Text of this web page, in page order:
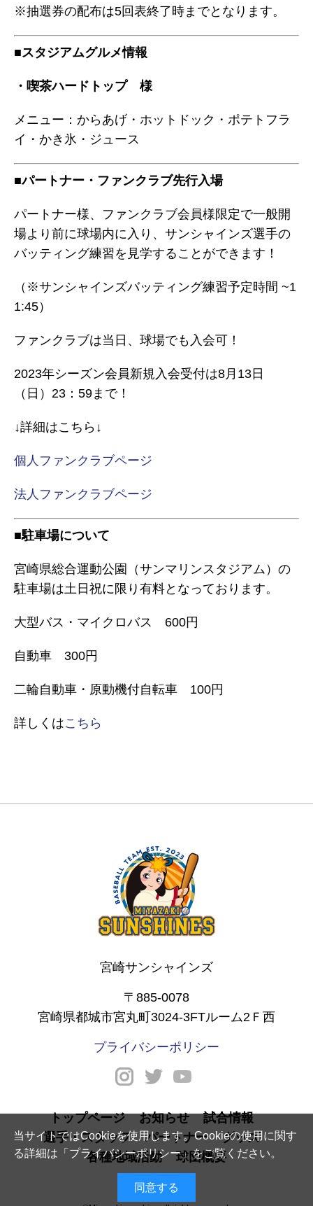
当サイトではCookieを使用します。Cookieの使用に関す
る詳細は「 プライバシーポリシー」をご覧ください。
同意する
※抽選券の配布は5回表終了時までとなります。
■スタジアムグルメ情報
・喫茶ハードトップ 様
メニュー：からあげ・ホットドック・ポテトフラ
イ・かき氷・ジュース
■パートナー・ファンクラブ先行入場
パートナー様、ファンクラブ会員様限定で一般開
場より前に球場内に入り、サンシャインズ選手の
バッティング練習を見学することができます！
（※サンシャインズバッティング練習予定時間 ~1
1:45）
ファンクラブは当日、球場でも入会可！
2023年シーズン会員新規入会受付は8月13日
（日）23：59まで！
↓詳細はこちら↓
個人 ファンクラブページ
法人ファンクラブページ
■駐車場について
宮崎県総合運動公園（サンマリンスタジアム）の
駐車場は土日祝に限り有料となっております。
大型バス・マイクロバス 600円
自動車 300円
二輪自動車・原動機付自転車 100円
詳しくはこちら
宮崎サンシャインズ
〒885-0078
宮崎県都城市宮丸町3024-3FTルーム2Ｆ西
プライバシーポリシー
トップページ お知らせ
試合情報
選手・スタッフ
パートナー
グッズ
各種地域活動
球団概要